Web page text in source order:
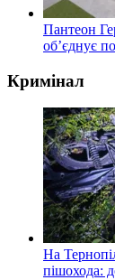
Пантеон
об’єднує
Кримінал
На
пішохода: